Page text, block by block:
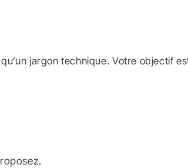
jargon technique. Votre objectif